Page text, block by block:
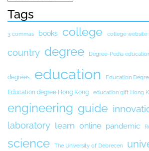
Tags
3 commas books college college website
country degree Degree-Pedia
degrees education Education
Education degree Hong Kong education gift Hong
engineering guide
laboratory learn online pandemic
science The University of Debrecen